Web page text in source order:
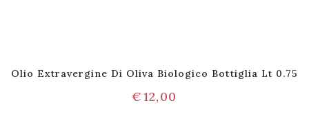
Olio Extravergine Di Oliva Biologico Bottiglia Lt 0.75
€12,00